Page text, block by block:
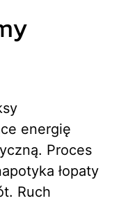
energię
Proces
łopaty
Ruch